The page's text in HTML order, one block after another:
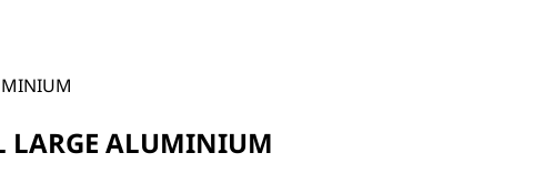
LARGE ALUMINIUM